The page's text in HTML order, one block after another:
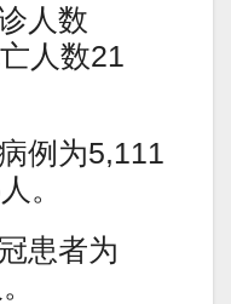
人数
人数21
例为5,111
。
患者为